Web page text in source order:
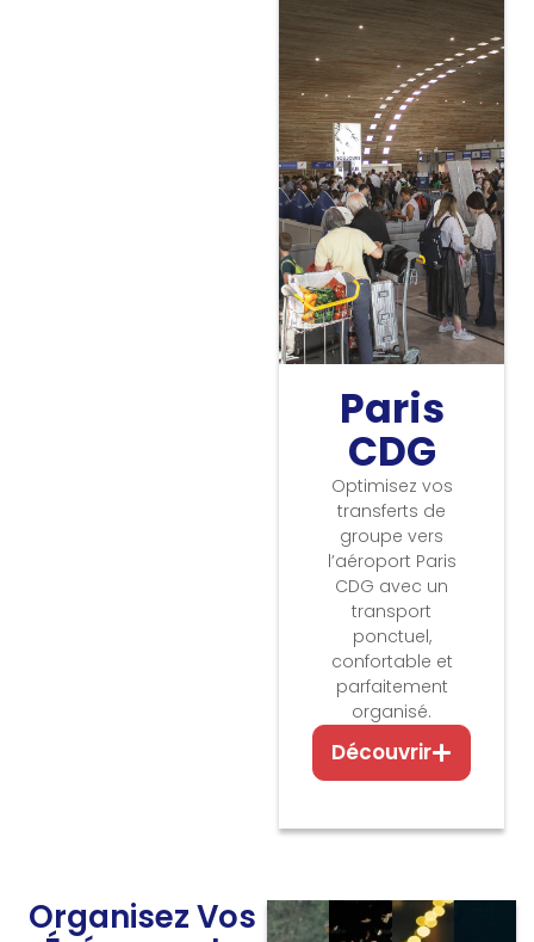
Paris
CDG
Optimisez vos
transferts de
groupe vers
l’aéroport Paris
CDG avec un
transport
ponctuel,
confortable et
parfaitement
organisé.
Découvrir
Organisez Vos